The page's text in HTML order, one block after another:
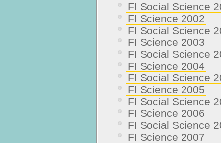
FI Social Science
FI Science 2002
FI Social Science
FI Science 2003
FI Social Science
FI Science 2004
FI Social Science
FI Science 2005
FI Social Science
FI Science 2006
FI Social Science
FI Science 2007